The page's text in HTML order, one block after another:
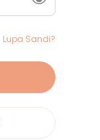
Lupa Sandi?